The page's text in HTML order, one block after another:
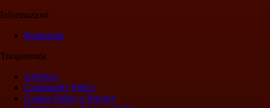
Informazioni
Redazione
Trasparenza
Archivio
Community Policy
Cookie Policy e Privacy